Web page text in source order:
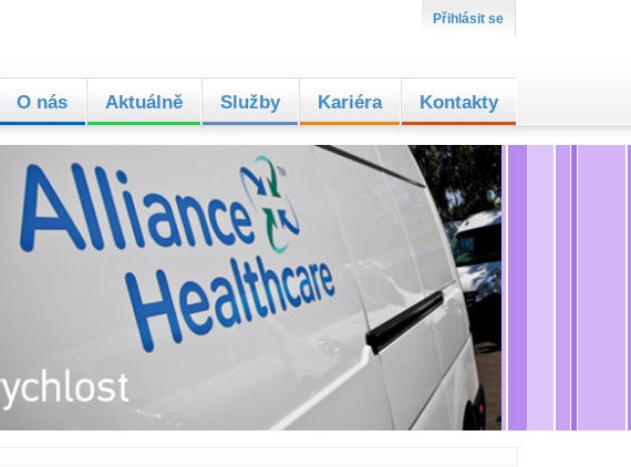
Přihlásit se
O nás Aktuálně Služby Kariéra Kontakty